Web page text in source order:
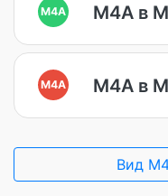
M4A M4A в
M4A M4A в
Вид